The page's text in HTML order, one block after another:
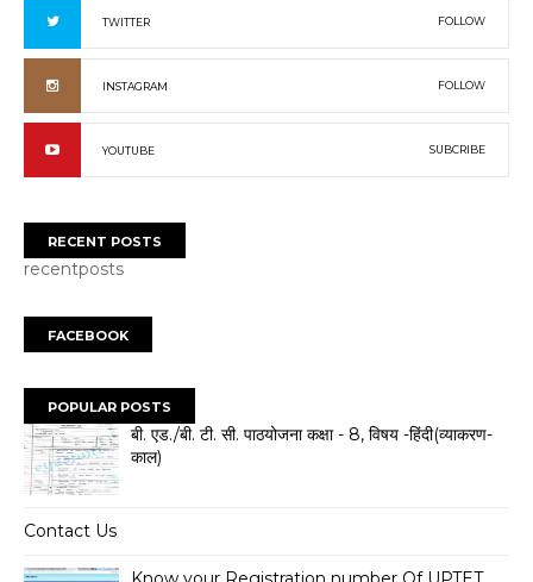
TWITTER FOLLOW
INSTAGRAM FOLLOW
YOUTUBE SUBCRIBE
RECENT POSTS
recentposts
FACEBOOK
POPULAR POSTS
बी. एड./बी. टी. सी. पाठयोजना कक्षा - 8, विषय -हिंदी(व्याकरण-
काल)
Contact Us